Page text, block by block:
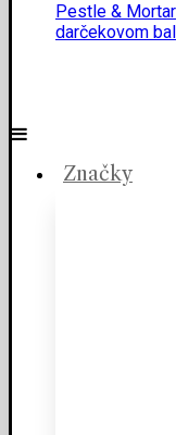
Pestle &
darčekovom
Značky